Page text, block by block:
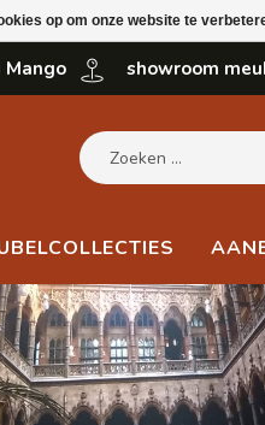
showroom
op om onze website te